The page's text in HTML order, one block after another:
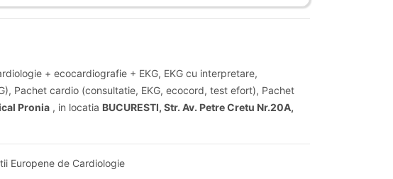
+ ecocardiografie + EKG, EKG cu interpretare,
Pachet cardio (consultatie, EKG, ecocord, test efort), Pachet
Pronia , in locatia BUCURESTI, Str. Av. Petre Cretu Nr.20A,
Europene de Cardiologie